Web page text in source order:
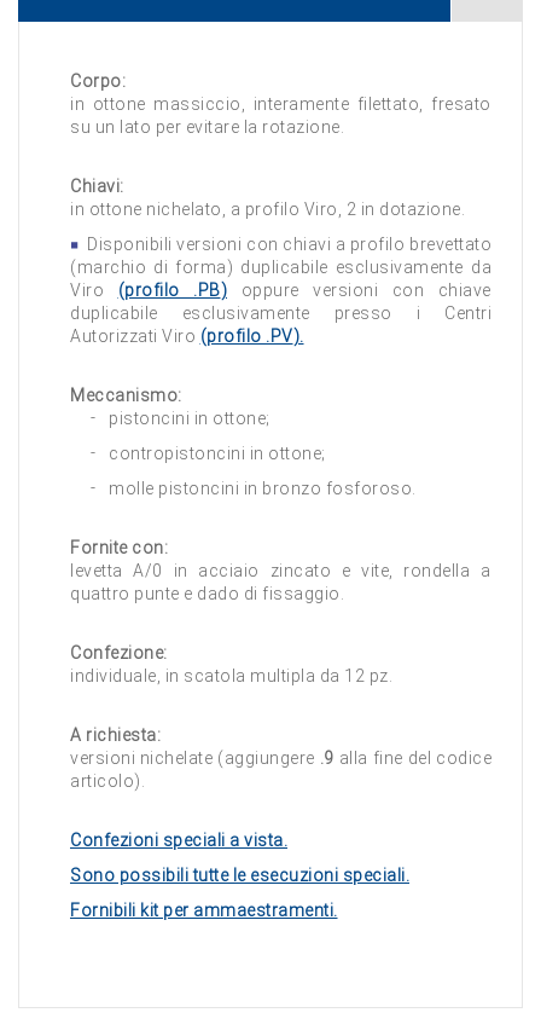
Corpo:
in ottone massiccio, interamente filettato, fresato
su un lato per evitare la rotazione.
Chiavi:
in ottone nichelato, a profilo Viro, 2 in dotazione.
Disponibili versioni con chiavi a profilo brevettato
(marchio di forma) duplicabile esclusivamente da
Viro (profilo .PB) oppure versioni con chiave
duplicabile esclusivamente presso i Centri
Autorizzati Viro (profilo .PV).
Meccanismo:
pistoncini in ottone;
contropistoncini in ottone;
molle pistoncini in bronzo fosforoso.
Fornite con:
levetta A/0 in acciaio zincato e vite, rondella a
quattro punte e dado di fissaggio.
Confezione:
individuale, in scatola multipla da 12 pz.
A richiesta:
versioni nichelate (aggiungere .9 alla fine del codice
articolo).
Confezioni speciali a vista.
Sono possibili tutte le esecuzioni speciali.
Fornibili kit per ammaestramenti.